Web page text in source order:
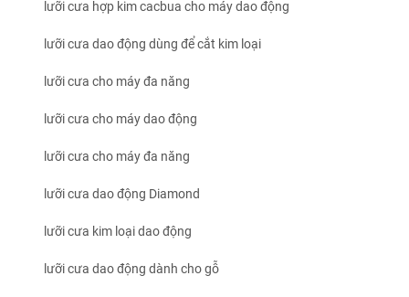
lưỡi cưa hợp kim cacbua cho máy dao động
lưỡi cưa dao động dùng để cắt kim loại
lưỡi cưa cho máy đa năng
lưỡi cưa cho máy dao động
lưỡi cưa cho máy đa năng
lưỡi cưa dao động Diamond
lưỡi cưa kim loại dao động
lưỡi cưa dao động dành cho gỗ